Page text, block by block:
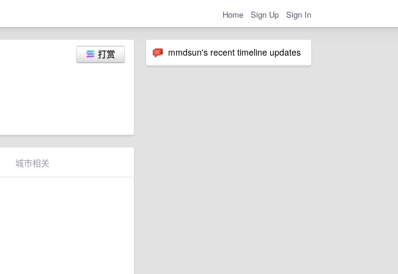
Home Sign Up Sign In
mmdsun's recent timeline updates
打赏
城市相关